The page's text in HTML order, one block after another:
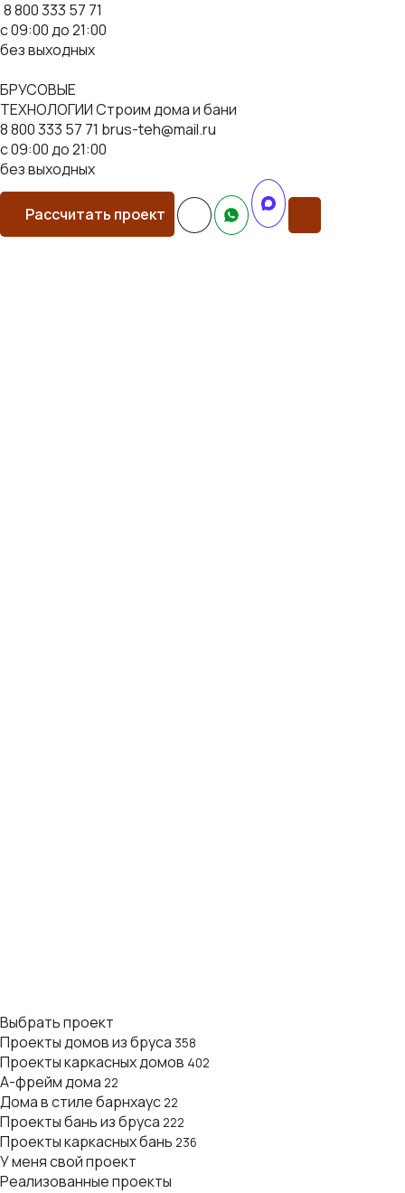
8 800 333 57 71
с 09:00 до 21:00
без выходных
БРУСОВЫЕ
ТЕХНОЛОГИИСтроим дома и бани
8 800 333 57 71 brus-teh@mail.ru
с 09:00 до 21:00
без выходных
Рассчитать проект
Выбрать проект
Проекты домов из бруса 358
Проекты каркасных домов 402
А-фрейм дома 22
Дома в стиле барнхаус22
Проекты бань из бруса 222
Проекты каркасных бань 236
У меня свой проект
Реализованные проекты